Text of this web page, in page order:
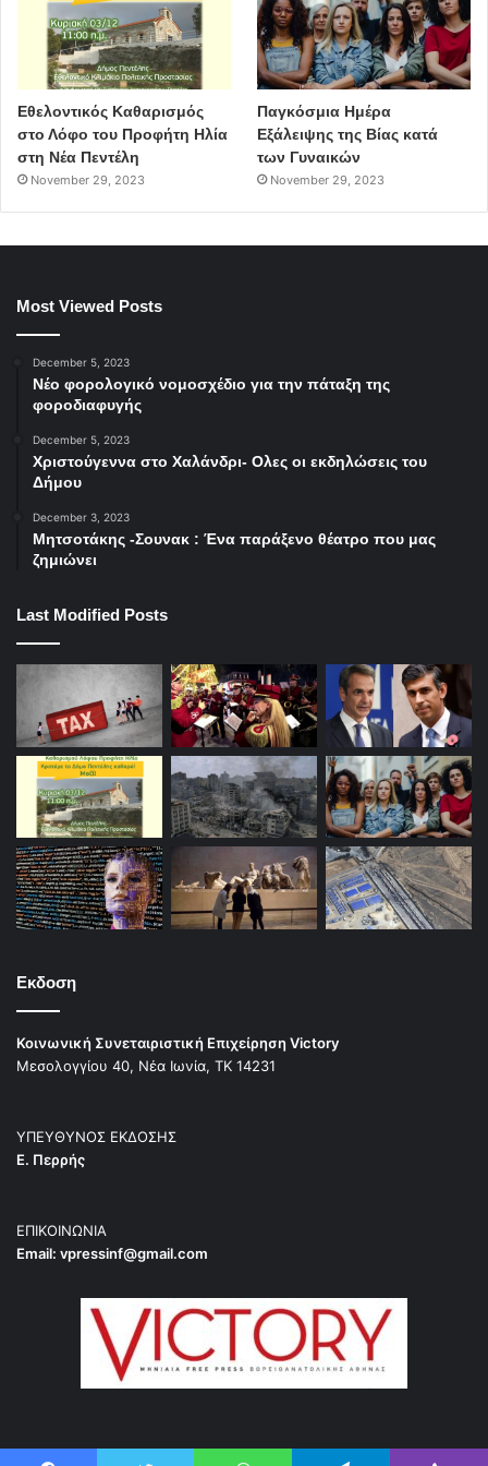
δήμος Χαλανδρίου
Αδριάνειο Υδραγωγείο
Εθελοντικός Καθαρισμός
στο Λόφο του Προφήτη Ηλία
στη Νέα Πεντέλη
November 29, 2023
Παγκόσμια Ημέρα
Εξάλειψης της Βίας κατά
των Γυναικών
November 29, 2023
Most Viewed Posts
December 5, 2023
Νέο φορολογικό νομοσχέδιο για την πάταξη της
φοροδιαφυγής
December 5, 2023
Χριστούγεννα στο Χαλάνδρι- Ολες οι εκδηλώσεις του
Δήμου
December 3, 2023
Μητσοτάκης -Σουνακ : Ένα παράξενο θέατρο που μας
ζημιώνει
Last Modified Posts
Εκδοση
Κοινωνική Συνεταιριστική Επιχείρηση Victory
Μεσολογγίου 40, Νέα Ιωνία, ΤΚ 14231
ΥΠΕΥΘΥΝΟΣ ΕΚΔΟΣΗΣ
Ε. Περρής
ΕΠΙΚΟΙΝΩΝΙΑ
Email: vpressinf@gmail.com